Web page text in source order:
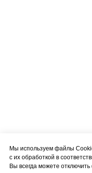
Мы используем файлы
с их обработкой в
Вы всегда можете